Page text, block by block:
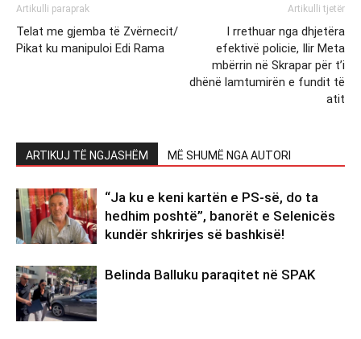
Artikulli paraprak
Telat me gjemba të Zvërnecit/
Pikat ku manipuloi Edi Rama
Artikulli tjetër
I rrethuar nga dhjetëra
efektivë policie, Ilir Meta
mbërrin në Skrapar për t’i
dhënë lamtumirën e fundit të
atit
ARTIKUJ TË NGJASHËM MË SHUMË NGA AUTORI
“Ja ku e keni kartën e PS-së, do ta
hedhim poshtë”, banorët e Selenicës
kundër shkrirjes së bashkisë!
Belinda Balluku paraqitet në SPAK